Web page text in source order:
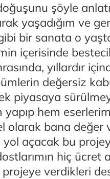
şöyle
yaşadığım ve
bir sanata o
içerisinde
yıllardır
değersiz
piyasaya
hem
olarak bana değer
yol açacak bu
hiç ücret
projeye verdikleri